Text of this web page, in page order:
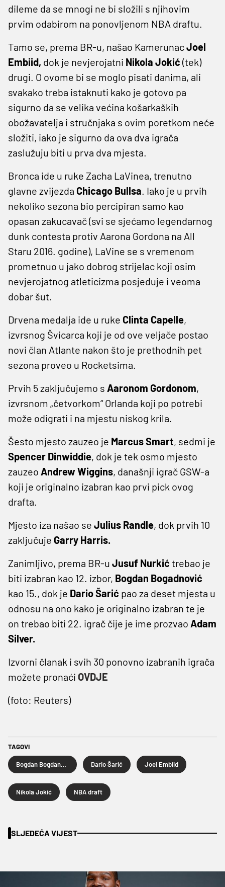
dileme da se mnogi ne bi složili s njihovim
prvim odabirom na ponovljenom NBA draftu.
Tamo se, prema BR-u, našao KamerunacJoel
Embiid, dok je nevjerojatni Nikola Jokić (tek)
drugi. O ovome bi se moglo pisati danima, ali
svakako treba istaknuti kako je gotovo pa
sigurno da se velika većina košarkaških
obožavatelja i stručnjaka s ovim poretkom neće
složiti, iako je sigurno da ova dva igrača
zaslužuju biti u prva dva mjesta.
Bronca ide u ruke Zacha LaVinea, trenutno
glavne zvijezda Chicago Bullsa. Iako je u prvih
nekoliko sezona bio percipiran samo kao
opasan zakucavač (svi se sjećamo legendarnog
dunk contesta protiv Aarona Gordona na All
Staru 2016. godine), LaVine se s vremenom
prometnuo u jako dobrog strijelac koji osim
nevjerojatnog atleticizma posjeduje i veoma
dobar šut.
Drvena medalja ide u ruke Clinta Capelle,
izvrsnog Švicarca koji je od ove veljače postao
novi član Atlante nakon što je prethodnih pet
sezona proveo u Rocketsima.
Prvih 5 zaključujemo s Aaronom Gordonom,
izvrsnom „četvorkom“ Orlanda koji po potrebi
može odigrati i na mjestu niskog krila.
Šesto mjesto zauzeo je Marcus Smart, sedmi je
Spencer Dinwiddie, dok je tek osmo mjesto
zauzeo Andrew Wiggins, današnji igrač GSW-a
koji je originalno izabran kao prvi pick ovog
drafta.
Mjesto iza našao se Julius Randle, dok prvih 10
zaključuje Garry Harris.
Zanimljivo, prema BR-u Jusuf Nurkić trebao je
biti izabran kao 12. izbor, Bogdan Bogadnović
kao 15., dok je Dario Šarić pao za deset mjesta u
odnosu na ono kako je originalno izabran te je
on trebao biti 22. igrač čije je ime prozvao Adam
Silver.
Izvorni članak i svih 30 ponovno izabranih igrača
možete pronaći OVDJE
(foto: Reuters)
TAGOVI
Dario Šarić Joel Embiid
Nikola Jokić NBA draft
SLJEDEĆA VIJEST